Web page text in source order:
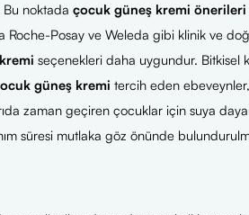
noktada çocuk güneş kremi önerileri
Posay ve Weleda gibi klinik ve
seçenekleri daha uygundur. Bitkisel
güneş kremi tercih eden
zaman geçiren çocuklar için suya
süresi mutlaka göz önünde